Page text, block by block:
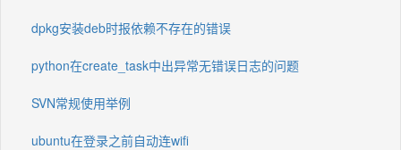
dpkg安装deb时报依赖不存在的错误
python在create_task中出异常无错误日志的问题
SVN常规使用举例
ubuntu在登录之前自动连wifi